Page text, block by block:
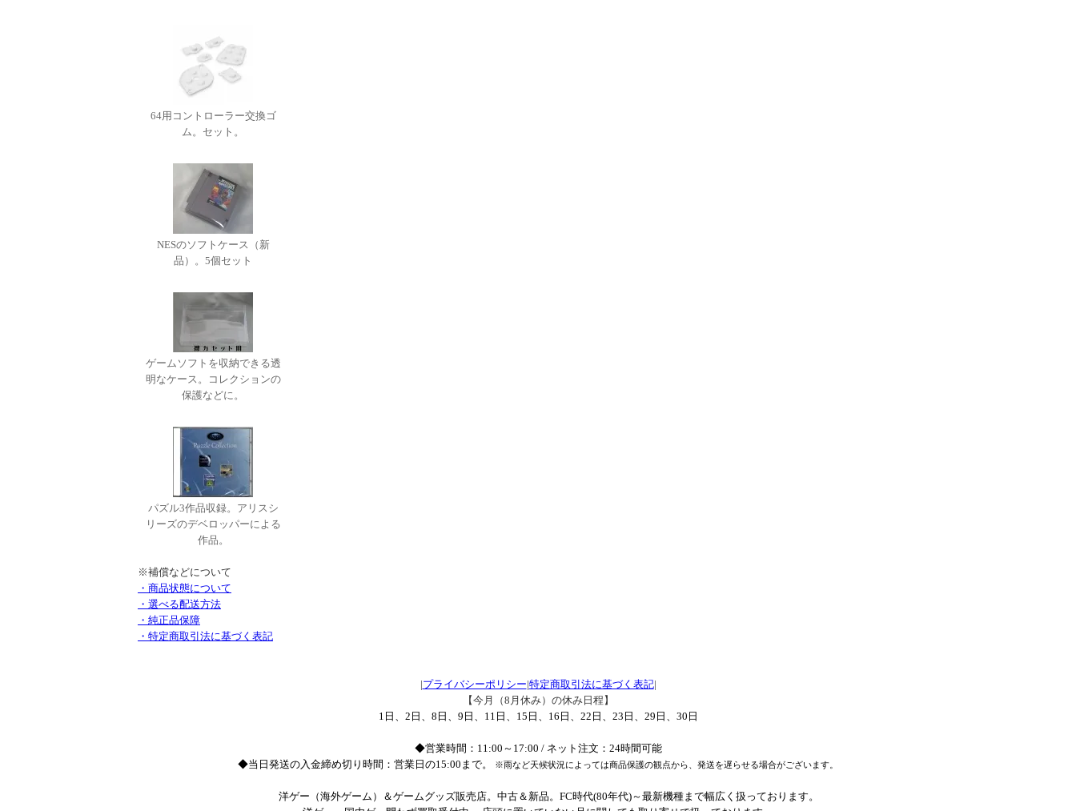
64用コントローラー交換ゴ
ム。セット。
NESのソフトケース（新
品）。5個セット
ゲームソフトを収納できる透
明なケース。コレクションの
保護などに。
パズル3作品収録。アリスシ
リーズのデベロッパーによる
作品。
※補償などについて
・商品状態について
・選べる配送方法
・純正品保障
・特定商取引法に基づく表記
|プライバシーポリシー|特定商取引法に基づく表記|
【今月（8月休み）の休み日程】
1日、2日、8日、9日、11日、15日、16日、22日、23日、29日、30日
◆営業時間：11:00～17:00 / ネット注文：24時間可能
◆当日発送の入金締め切り時間：営業日の15:00まで。
※雨など天候状況によっては商品保護の観点から、発送を遅らせる場合がございます。
洋ゲー（海外ゲーム）＆ゲームグッズ販売店。中古＆新品。FC時代(80年代)～最新機種まで幅広く扱っております。